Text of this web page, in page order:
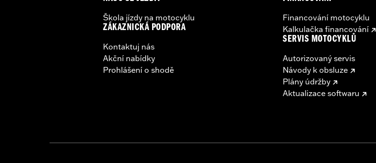
In the Box:Tour-Pak and installation instructions
WARRANTY:2 year limited warranty – Go to www.h-d.com/warranty for full details
Škola jízdy na motocyklu
ZÁKAZNICKÁ PODPORA
Kontaktuj nás
Akční nabídky
Prohlášení o shodě
Financování motocyklu
Kalkulačka financování
SERVIS MOTOCYKLŮ
Autorizovaný servis
Návody k obsluze
Plány údržby
Aktualizace softwaru